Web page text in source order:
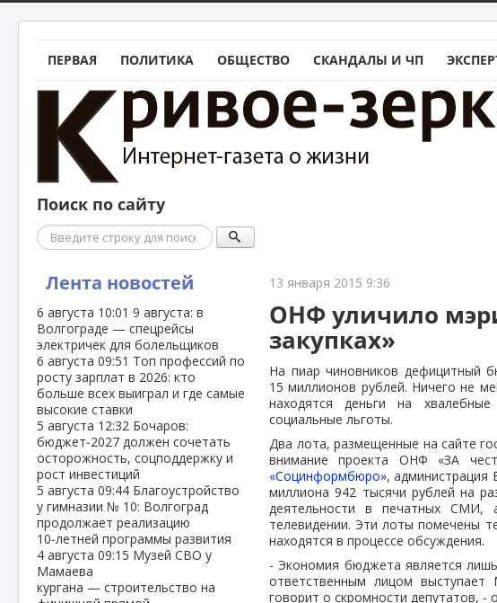
ПЕРВАЯ ПОЛИТИКА ОБЩЕСТВО СКАНДАЛЫ И ЧП
Поиск по сайту
Поиск
Лента новостей
6 августа 10:01 9 августа: в
Волгограде — спецрейсы
электричек для болельщиков
6 августа 09:51 Топ профессий по
росту зарплат в 2026: кто
больше всех выиграл и где самые
высокие ставки
5 августа 12:32 Бочаров:
бюджет‑2027 должен сочетать
осторожность, соцподдержку и
рост инвестиций
5 августа 09:44 Благоустройство
у гимназии № 10: Волгоград
продолжает реализацию
10‑летней программы развития
4 августа 09:15 Музей СВО у
Мамаева
кургана — строительство на
13 января 2015 9:36
ОНФ уличило
закупках»
На пиар чиновников дефицитный
15 миллионов рублей. Ничего не
находятся деньги на
социальные льготы.
Два лота, размещенные на сайте
внимание проекта ОНФ «ЗА
«Социнформбюро», администрация
миллиона 942 тысячи рублей на
деятельности в печатных
телевидении. Эти лоты помечены
находятся в процессе обсуждения.
- Экономия бюджета является
ответственным лицом выступает
говорит о скромности депутатов, -